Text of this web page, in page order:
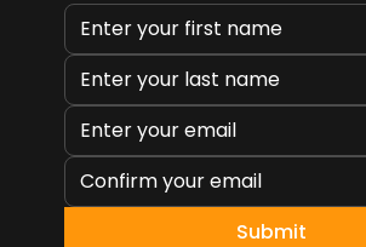
Submit